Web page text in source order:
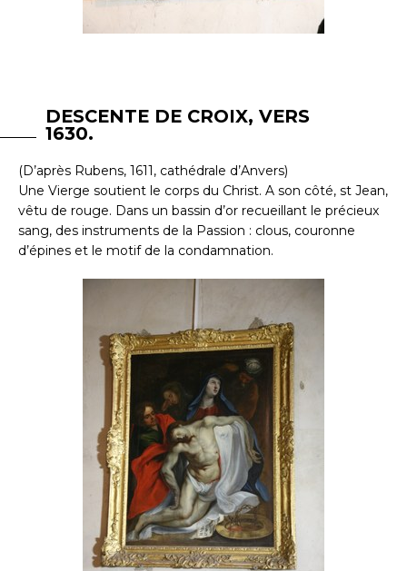
DESCENTE DE CROIX, VERS
1630.
(D’après Rubens, 1611, cathédrale d’Anvers)
Une Vierge soutient le corps du Christ. A son côté, st Jean,
vêtu de rouge. Dans un bassin d’or recueillant le précieux
sang, des instruments de la Passion : clous, couronne
d’épines et le motif de la condamnation.